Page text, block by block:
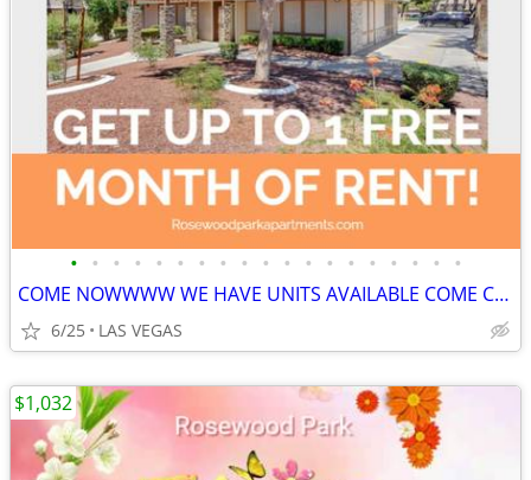
• • • • • • • • • • • • • • • • • • •
COME NOWWWW WE HAVE UNITS AVAILABLE COME CHECK US OUT NOW
6/25 LAS VEGAS
$1,032